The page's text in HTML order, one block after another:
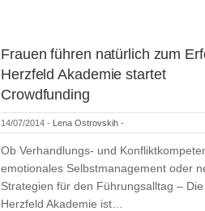
Frauen führen natürlich zum
Herzfeld Akademie startet
Crowdfunding
14/07/2014 - Lena Ostrovskih -
Ob Verhandlungs- und
emotionales Selbstmanagement oder
Strategien für den Führungsalltag – Die
Herzfeld Akademie ist…